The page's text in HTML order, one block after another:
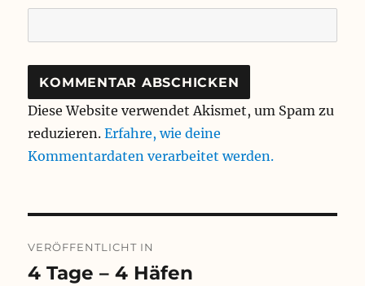
Diese Website verwendet Akismet, um Spam zu
reduzieren.Erfahre, wie deine
Kommentardaten verarbeitet werden.
VERÖFFENTLICHT IN
4 Tage – 4 Häfen